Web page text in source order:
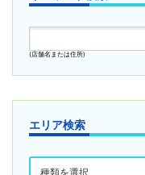
(店舗名または住所)
エリア検索